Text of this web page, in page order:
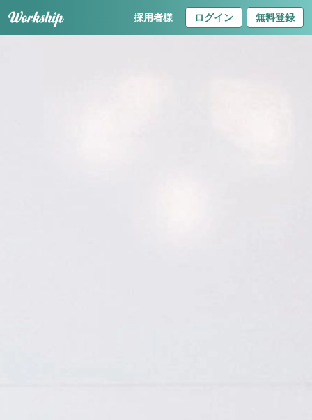
採用者様 ログイン 無料登録